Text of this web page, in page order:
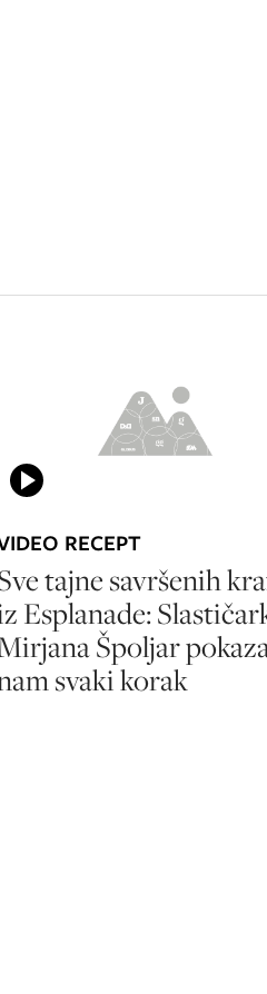
RECEPT
tajne savršenih
Esplanade:
Špoljar
svaki korak